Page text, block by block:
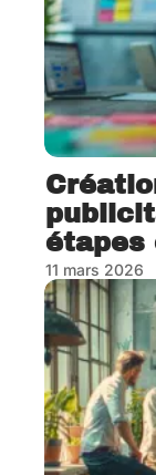
étapes
11 mars 2026